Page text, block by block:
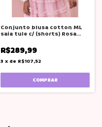
Conjunto blusa cotton ML
saia tule c/ (shorts) Rosa
R$289,99
3 x de R$107,52
COMPRAR